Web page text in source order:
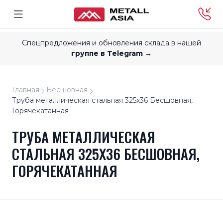
Спецпредложения и обновления склада в нашей
группе в Telegram →
Главная
Бесшовная
Труба металлическая стальная 325x36 Бесшовная,
Горячекатанная
ТРУБА МЕТАЛЛИЧЕСКАЯ
СТАЛЬНАЯ 325X36 БЕСШОВНАЯ,
ГОРЯЧЕКАТАННАЯ